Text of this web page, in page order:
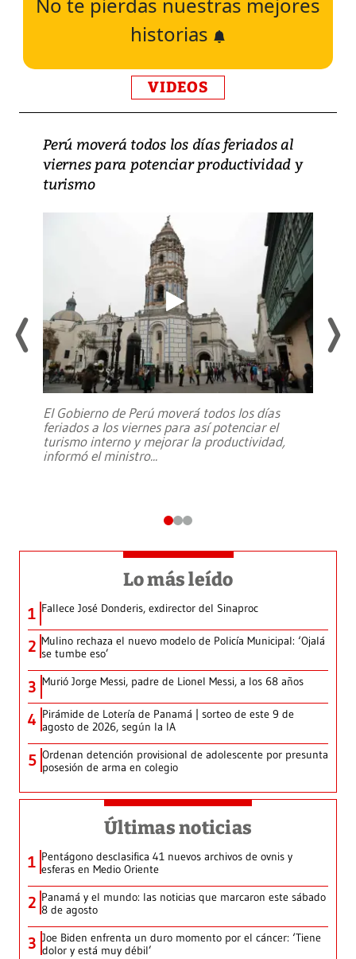
No te pierdas nuestras mejores
historias
VIDEOS
Perú moverá todos los días feriados al
viernes para potenciar productividad y
turismo
El Gobierno de Perú moverá todos los días
feriados a los viernes para así potenciar el
turismo interno y mejorar la productividad,
informó el ministro...
Lo más leído
1 Fallece José Donderis, exdirector del Sinaproc
2 Mulino rechaza el nuevo modelo de Policía Municipal: ‘Ojalá
se tumbe eso’
3 Murió Jorge Messi, padre de Lionel Messi, a los 68 años
4 Pirámide de Lotería de Panamá | sorteo de este 9 de
agosto de 2026, según la IA
5 Ordenan detención provisional de adolescente por presunta
posesión de arma en colegio
Últimas noticias
1 Pentágono desclasifica 41 nuevos archivos de ovnis y
esferas en Medio Oriente
2 Panamá y el mundo: las noticias que marcaron este sábado
8 de agosto
3 Joe Biden enfrenta un duro momento por el cáncer: ‘Tiene
dolor y está muy débil’